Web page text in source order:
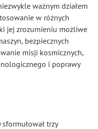
ważnym działem
w różnych
jej zrozumieniu możliwe
bezpiecznych
misji kosmicznych,
i poprawy
trzy